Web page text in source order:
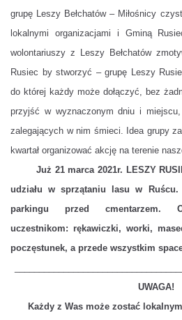
grupę Leszy Bełchatów – Miłośnicy
lokalnymi organizacjami i Gminą
wolontariuszy z Leszy Bełchatów
Rusiec by stworzyć – grupę Leszy
do której każdy może dołączyć, bez
przyjść w wyznaczonym dniu i
zalegających w nim śmieci. Idea grupy
kwartał organizować akcję na terenie
Już 21 marca 2021r. LESZY
udziału w sprzątaniu lasu w
parkingu przed cmentarzem.
uczestnikom: rękawiczki, worki,
poczęstunek, a przede wszystkim
UWAGA!
Każdy z Was może zostać